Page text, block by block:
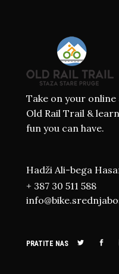
Take on your
Old Rail Trail &
fun you can have.
Hadži Ali-bega
+ 387 30 511 588
PRATITE NAS